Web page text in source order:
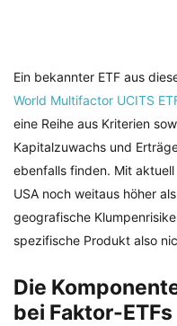
Ein bekannter ETF aus
World Multifactor UCITS
eine Reihe aus Kriterien
Kapitalzuwachs und
ebenfalls finden. Mit
USA noch weitaus höher
geografische
spezifische Produkt also
Die
bei Faktor-ETFs